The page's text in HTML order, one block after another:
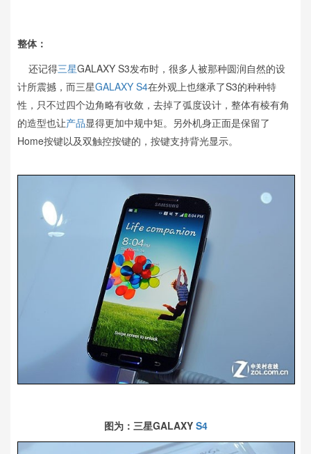
整体：
还记得三星GALAXY S3发布时，很多人被那种圆润自然的设
计所震撼，而三星GALAXY S4在外观上也继承了S3的种种特
性，只不过四个边角略有收敛，去掉了弧度设计，整体有棱有角
的造型也让产品显得更加中规中矩。另外机身正面是保留了
Home按键以及双触控按键的，按键支持背光显示。
图为：三星GALAXY S4